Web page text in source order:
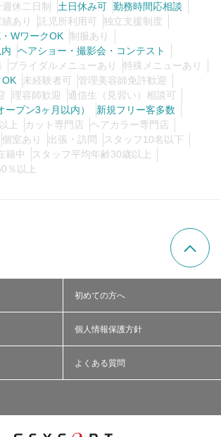
休二日制 土日休み可 勤務時間応相談
あり 託児所利用可
独立支援制度
WワークOK 制服あり
ヘアショー・撮影会・コンテスト
ブライダルメニューあり
特殊メニューあり
OK 未経験者可
管理美容師免許歓迎
理容師歓迎
通信生（見習い）相談可
プン3ヶ月以内）
新規フリー客多数
上
カット専門店
ヘアカラー専門店
個室あり 出張・訪問
スタッフ10名以下
籍中
スタッフ平均年齢30歳以上
％以上
初めての方へ
個人情報保護方針
よくある質問